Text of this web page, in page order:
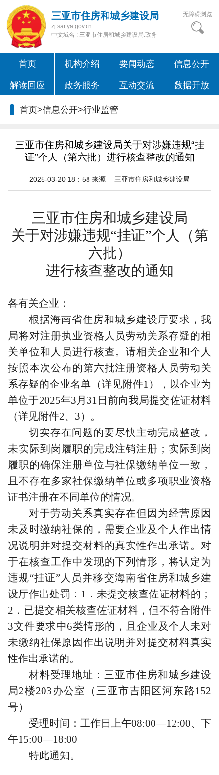
三亚市住房和城乡建设局
zj.sanya.gov.cn
中文域名 : 三亚市住房和城乡建设局.政务
无障碍浏览
首页 机构介绍 要闻动态 信息公开
解读回应 政务服务 互动交流 数据开放
首页>信息公开>行业监管
三亚市住房和城乡建设局关于对涉嫌违规“挂
证”个人（第六批）进行核查整改的通知
2025-03-20 18：58 来源： 三亚市住房和城乡建设局
三亚市住房和城乡建设局
关于对涉嫌违规“挂证”个人（第
六批）
进行核查整改的通知
各有关企业：
根据海南省住房和城乡建设厅要求，我
局将对注册执业资格人员劳动关系存疑的相
关单位和人员进行核查。请相关企业和个人
按照本次公布的第六批注册资格人员劳动关
系存疑的企业名单（详见附件1 ），以企业为
单位于2025年3 月 31 日前向我局提交佐证材料
（详见附件2、 3）。
切实存在问题的要尽快主动完成整改，
未实际到岗履职的完成注销注册；实际到岗
履职的确保注册单位与社保缴纳单位一致，
且不存在多家社保缴纳单位或多项职业资格
证书注册在不同单位的情况。
对于劳动关系真实存在但因为经营原因
未及时缴纳社保的，需要企业及个人作出情
况说明并对提交材料的真实性作出承诺。对
于在核查工作中发现的下列情形，将认定为
违规“挂证” 人员并移交海南省住房和城乡建
设厅作出处罚： 1 ．未提交核查佐证材料的；
2 ．已提交相关核查佐证材料，但不符合附件
3文件要求中6类情形的，且企业及个人未对
未缴纳社保原因作出说明并对提交材料真实
性作出承诺的。
材料受理地址：三亚市住房和城乡建设
局2楼203 办公室（三亚市吉阳区河东路152
号）
受理时间：工作日上午08:00—12:00、下
午15:00—18:00
特此通知。